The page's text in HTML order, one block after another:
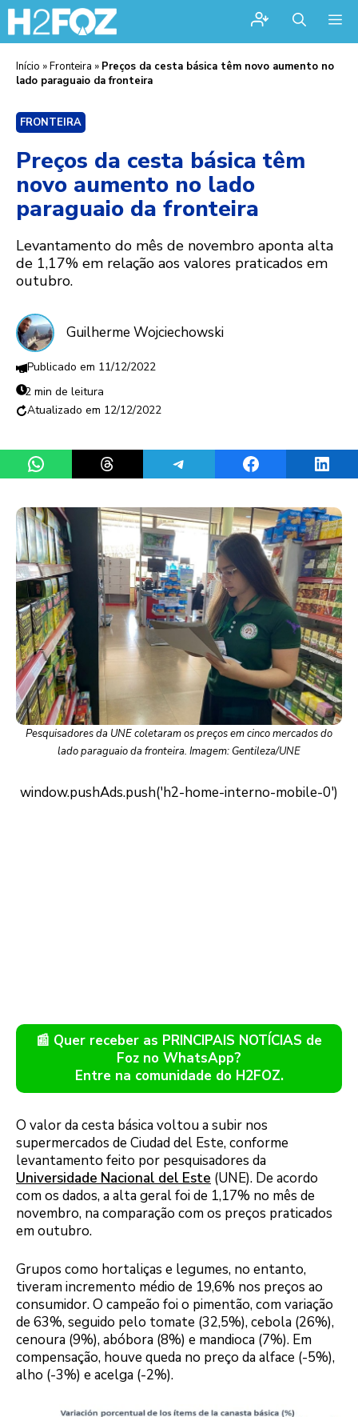
Início »Fronteira » Preços da cesta básica têm novo aumento no
lado paraguaio da fronteira
FRONTEIRA
Preços da cesta básica têm
novo aumento no lado
paraguaio da fronteira
Levantamento do mês de novembro aponta alta
de 1,17% em relação aos valores praticados em
outubro.
Guilherme Wojciechowski
11/12/2022
2 min de leitura
12/12/2022
Share on WhatsAppShare on ThreadsShare on TelegramShare on Facebook
Pesquisadores da UNE coletaram os preços em cinco mercados do
lado paraguaio da fronteira. Imagem: Gentileza/UNE
📰 Quer receber as PRINCIPAIS NOTÍCIAS de
Foz no WhatsApp?
Entre na comunidade do H2FOZ.
O valor da cesta básica voltou a subir nos
supermercados de Ciudad del Este, conforme
levantamento feito por pesquisadores da
Universidade Nacional del Este (UNE). De acordo
com os dados, a alta geral foi de 1,17% no mês de
novembro, na comparação com os preços praticados
em outubro.
Grupos como hortaliças e legumes, no entanto,
tiveram incremento médio de 19,6% nos preços ao
consumidor. O campeão foi o pimentão, com variação
de 63%, seguido pelo tomate (32,5%), cebola (26%),
cenoura (9%), abóbora (8%) e mandioca (7%). Em
compensação, houve queda no preço da alface (-5%),
alho (-3%) e acelga (-2%).